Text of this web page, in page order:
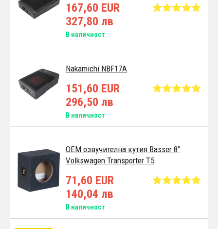
167,60 EUR
327,80 лв
В наличност
Nakamichi NBF17A
151,60 EUR
296,50 лв
В наличност
OEM озвучителна кутия Basser 8"
Volkswagen Transporter T5
71,60 EUR
140,04 лв
В наличност